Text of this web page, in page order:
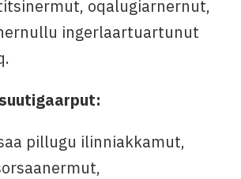
oqalugiarnernut,
ingerlaartuartunut
pillugu ilinniakkamut,